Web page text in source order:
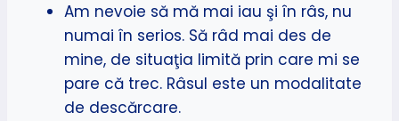
Am nevoie să mă mai iau şi în râs, nu
numai în serios. Să râd mai des de
mine, de situaţia limită prin care mi se
pare că trec. Râsul este un modalitate
de descărcare.